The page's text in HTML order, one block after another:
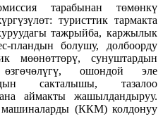
тарабынан төмөнкү
туристтик тармакта
тажрыйба, каржылык
пландын болушу, долбоорду
мөөнөттөрү, сунуштардын
ошондой эле
сакталышы, тазалоо
аймакты жашылдандыруу.
(ККМ) колдонуу